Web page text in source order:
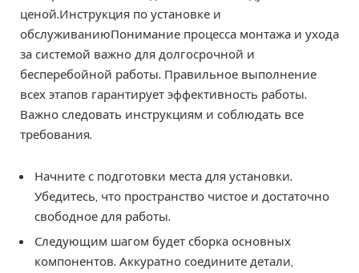
ценой.Инструкция по установке и
обслуживаниюПонимание процесса монтажа и ухода
за системой важно для долгосрочной и
бесперебойной работы. Правильное выполнение
всех этапов гарантирует эффективность работы.
Важно следовать инструкциям и соблюдать все
требования.
Начните с подготовки места для установки.
Убедитесь, что пространство чистое и достаточно
свободное для работы.
Следующим шагом будет сборка основных
компонентов. Аккуратно соедините детали,